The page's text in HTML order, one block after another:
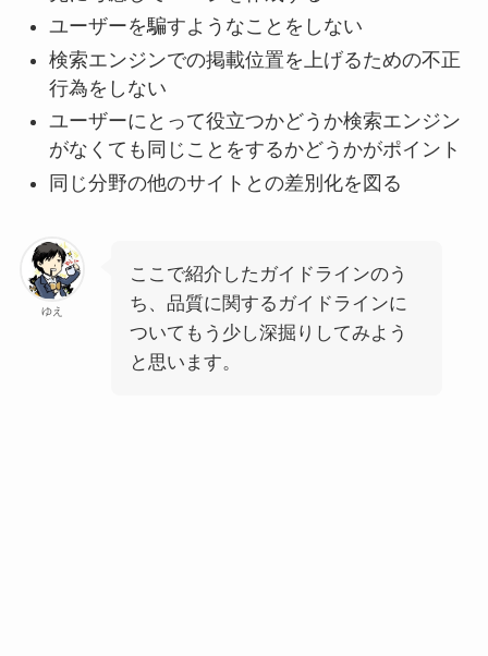
ユーザーを騙すようなことをしない
検索エンジンでの掲載位置を上げるための不正
行為をしない
ユーザーにとって役立つかどうか検索エンジン
がなくても同じことをするかどうかがポイント
同じ分野の他のサイトとの差別化を図る
ゆえ
ここで紹介したガイドラインのう
ち、品質に関するガイドラインに
ついてもう少し深掘りしてみよう
と思います。